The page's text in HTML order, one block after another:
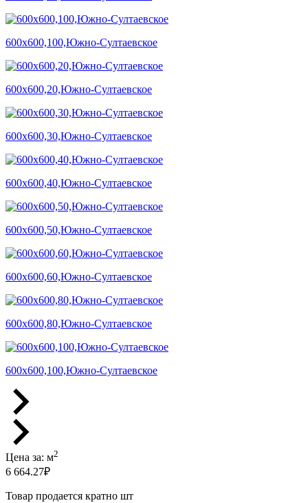
600х600,100,Южно-Султаевское
600х600,20,Южно-Султаевское
600х600,30,Южно-Султаевское
600х600,40,Южно-Султаевское
600х600,50,Южно-Султаевское
600х600,60,Южно-Султаевское
600х600,80,Южно-Султаевское
600х600,100,Южно-Султаевское
Цена за: м2
6 664.27₽
Товар продается кратно шт